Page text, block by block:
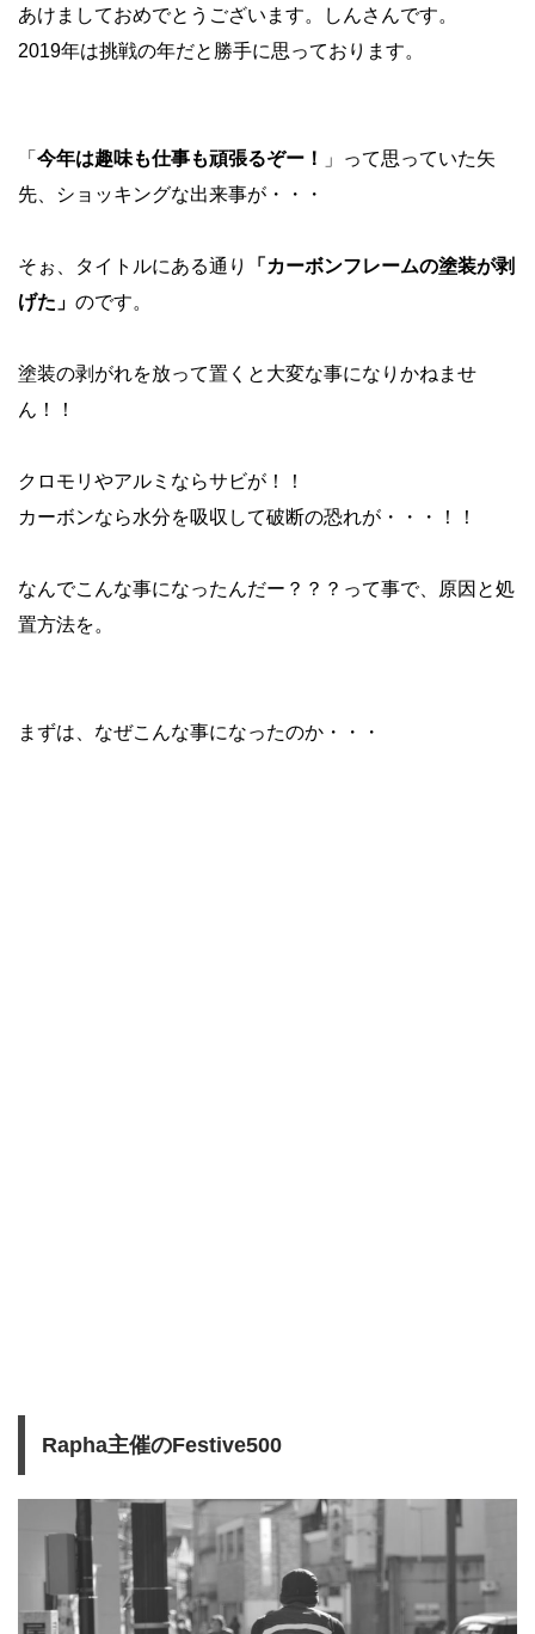
あけましておめでとうございます。しんさんです。
2019年は挑戦の年だと勝手に思っております。
「 今年は趣味も仕事も頑張るぞー！
」って思っていた矢
先、ショッキングな出来事が・・・
そぉ、タイトルにある通り
「カーボンフレームの塗装が剥
げた」 のです。
塗装の剥がれを放って置くと大変な事になりかねませ
ん！！
クロモリやアルミならサビが！！
カーボンなら水分を吸収して破断の恐れが・・・！！
なんでこんな事になったんだー？？？って事で、原因と処
置方法を。
まずは、なぜこんな事になったのか・・・
Rapha主催のFestive500